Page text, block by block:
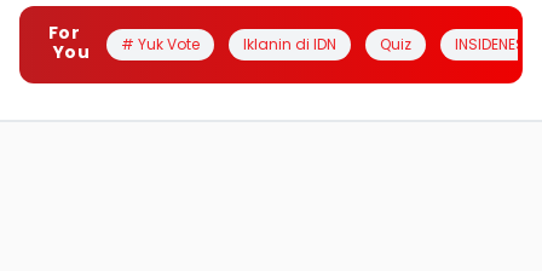
For
You
# Yuk Vote Iklanin di IDN Quiz INSIDENESIA